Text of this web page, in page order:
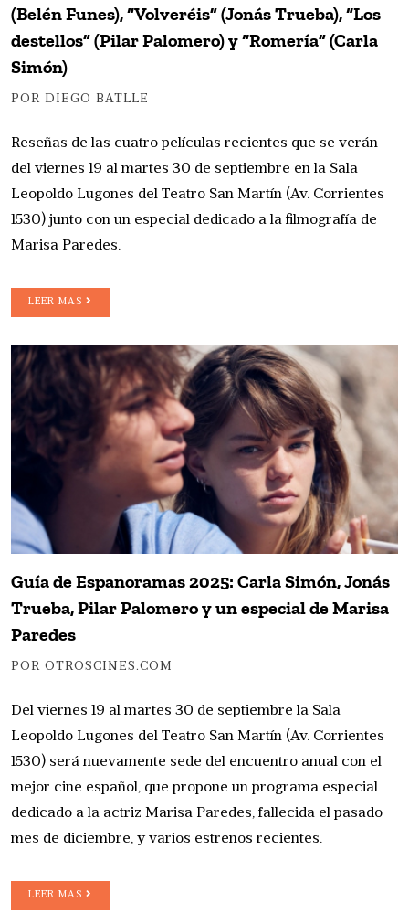
(Belén Funes), “Volveréis” (Jonás Trueba), “Los
destellos” (Pilar Palomero) y “Romería” (Carla
Simón)
POR DIEGO BATLLE
Reseñas de las cuatro películas recientes que se verán
del viernes 19 al martes 30 de septiembre en la Sala
Leopoldo Lugones del Teatro San Martín (Av. Corrientes
1530) junto con un especial dedicado a la filmografía de
Marisa Paredes.
LEER MAS
Guía de Espanoramas 2025: Carla Simón, Jonás
Trueba, Pilar Palomero y un especial de Marisa
Paredes
POR OTROSCINES.COM
Del viernes 19 al martes 30 de septiembre la Sala
Leopoldo Lugones del Teatro San Martín (Av. Corrientes
1530) será nuevamente sede del encuentro anual con el
mejor cine español, que propone un programa especial
dedicado a la actriz Marisa Paredes, fallecida el pasado
mes de diciembre, y varios estrenos recientes.
LEER MAS